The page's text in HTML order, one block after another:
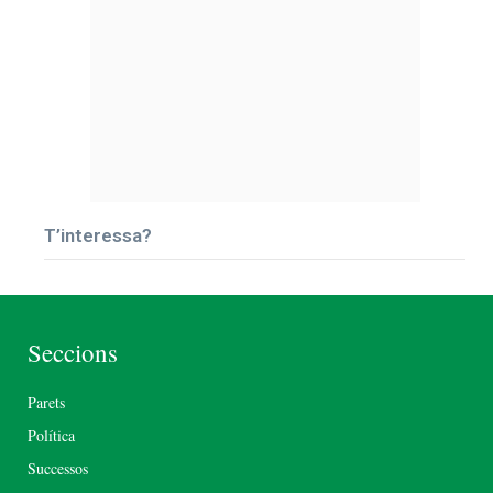
T’interessa?
Seccions
Parets
Política
Successos